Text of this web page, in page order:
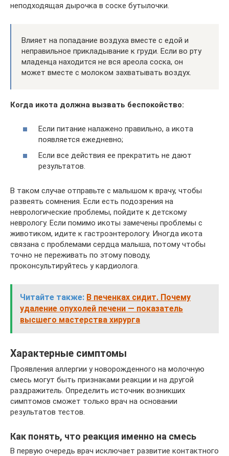
неподходящая дырочка в соске бутылочки.
Влияет на попадание воздуха вместе с едой и
неправильное прикладывание к груди. Если во рту
младенца находится не вся ареола соска, он
может вместе с молоком захватывать воздух.
Когда икота должна вызвать беспокойство:
Если питание налажено правильно, а икота
появляется ежедневно;
Если все действия ее прекратить не дают
результатов.
В таком случае отправьте с малышом к врачу, чтобы
развеять сомнения. Если есть подозрения на
неврологические проблемы, пойдите к детскому
неврологу. Если помимо икоты замечены проблемы с
животиком, идите к гастроэнтерологу. Иногда икота
связана с проблемами сердца малыша, потому чтобы
точно не переживать по этому поводу,
проконсультируйтесь у кардиолога.
Читайте также: В печенках сидит. Почему
удаление опухолей печени — показатель
высшего мастерства хирурга
Характерные симптомы
Проявления аллергии у новорожденного на молочную
смесь могут быть признаками реакции и на другой
раздражитель. Определить источник возникших
симптомов сможет только врач на основании
результатов тестов.
Как понять, что реакция именно на смесь
В первую очередь врач исключает развитие контактного